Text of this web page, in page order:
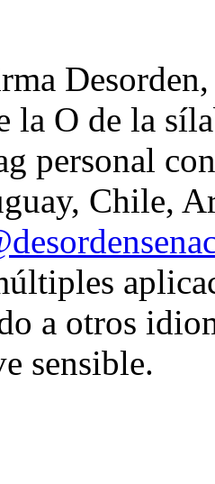
la O de la
personal
Chile,
a otros
sensible.